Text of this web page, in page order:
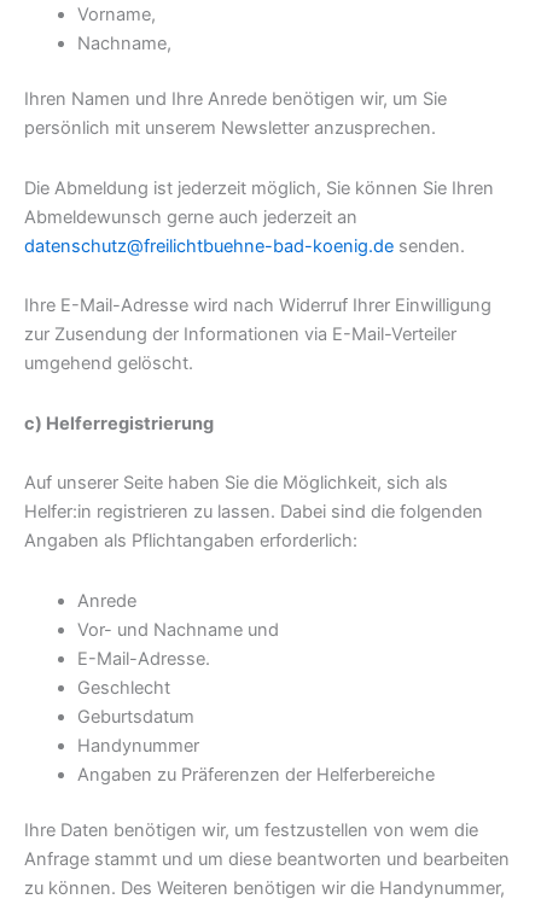
Vorname,
Nachname,
Ihren Namen und Ihre Anrede benötigen wir, um Sie
persönlich mit unserem Newsletter anzusprechen.
Die Abmeldung ist jederzeit möglich, Sie können Sie Ihren
Abmeldewunsch gerne auch jederzeit an
datenschutz@freilichtbuehne-bad-koenig.de senden.
Ihre E-Mail-Adresse wird nach Widerruf Ihrer Einwilligung
zur Zusendung der Informationen via E-Mail-Verteiler
umgehend gelöscht.
c) Helferregistrierung
Auf unserer Seite haben Sie die Möglichkeit, sich als
Helfer:in registrieren zu lassen. Dabei sind die folgenden
Angaben als Pflichtangaben erforderlich:
Anrede
Vor- und Nachname und
E-Mail-Adresse.
Geschlecht
Geburtsdatum
Handynummer
Angaben zu Präferenzen der Helferbereiche
Ihre Daten benötigen wir, um festzustellen von wem die
Anfrage stammt und um diese beantworten und bearbeiten
zu können. Des Weiteren benötigen wir die Handynummer,